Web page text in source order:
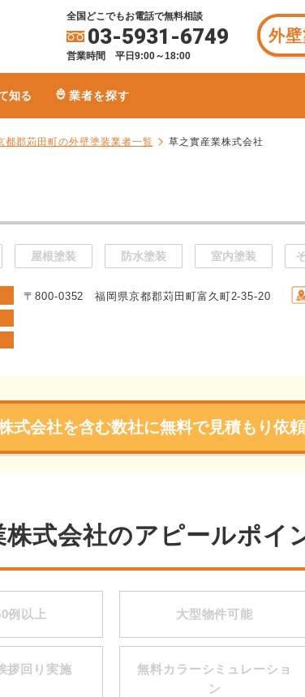
全国どこでもお電話で無料相談
03-5931-6749
営業時間 平日9:00～18:00
外
知る 業者を探す
都郡苅田町の外壁塗装業者一覧 草之實産業株式会社
屋根塗装 防水塗装 室内塗装
〒800-0352 福岡県京都郡苅田町富久町2-35-20
式会社を含む数社に無料で見積もり依頼
株式会社のアピールポイ
例以上 大型物件可能
拶回り実施
無料カラーシミュレーショ
ン